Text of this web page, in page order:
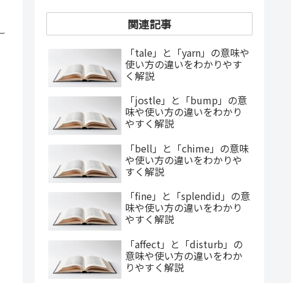
関連記事
「tale」と「yarn」の意味や
使い方の違いをわかりやす
く解説
「jostle」と「bump」の意
味や使い方の違いをわかり
やすく解説
「bell」と「chime」の意味
や使い方の違いをわかりや
すく解説
「fine」と「splendid」の意
味や使い方の違いをわかり
やすく解説
「affect」と「disturb」の
意味や使い方の違いをわか
りやすく解説